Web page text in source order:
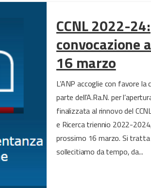
CCNL 2022-24:
convocazione
16 marzo
L’ANP accoglie con favore la
parte dell’A.Ra.N. per
finalizzata al rinnovo del
e Ricerca triennio 2022-
prossimo 16 marzo. Si tratta
sollecitiamo da tempo, da...